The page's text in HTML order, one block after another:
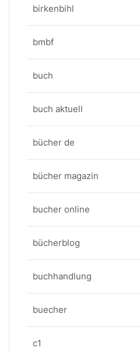
birkenbihl
bmbf
buch
buch aktuell
bücher de
bücher magazin
bucher online
bücherblog
buchhandlung
buecher
c1